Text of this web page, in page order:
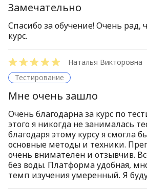
Замечательно
Спасибо за обучение! Очень рад,
курс.
Наталья Викторовна
Тестирование
Мне очень зашло
Очень благодарна за курс по
этого я никогда не занималась
благодаря этому курсу я смогла
основные методы и техники.
очень внимателен и отзывчив.
без воды. Платформа удобная,
темп изучения умеренный. Я